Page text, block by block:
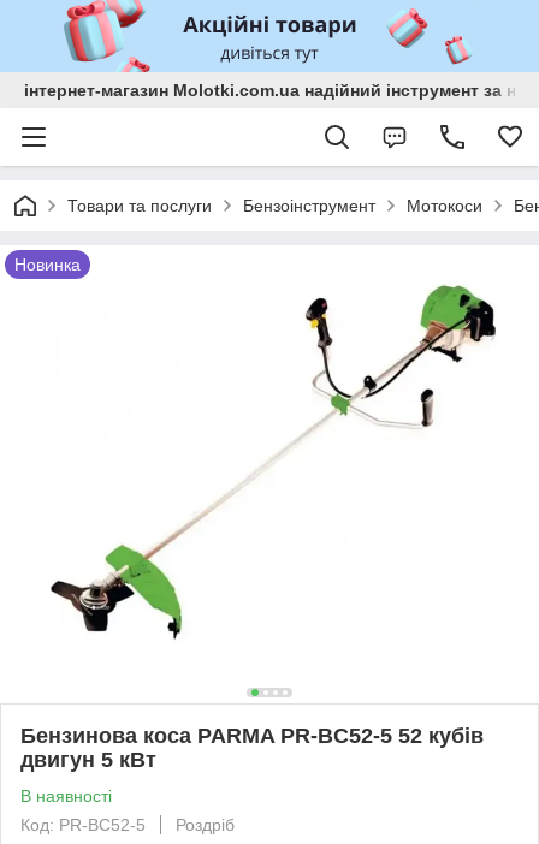
інтернет-магазин Molotki.com.ua надійний інструмент за
Товари та послуги Бензоінструмент Мотокоси
Новинка
Бензинова коса PARMA PR-BC52-5 52 кубів
двигун 5 кВт
В наявності
Код: PR-BC52-5
Роздріб